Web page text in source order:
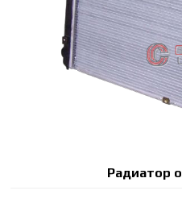
Радиатор